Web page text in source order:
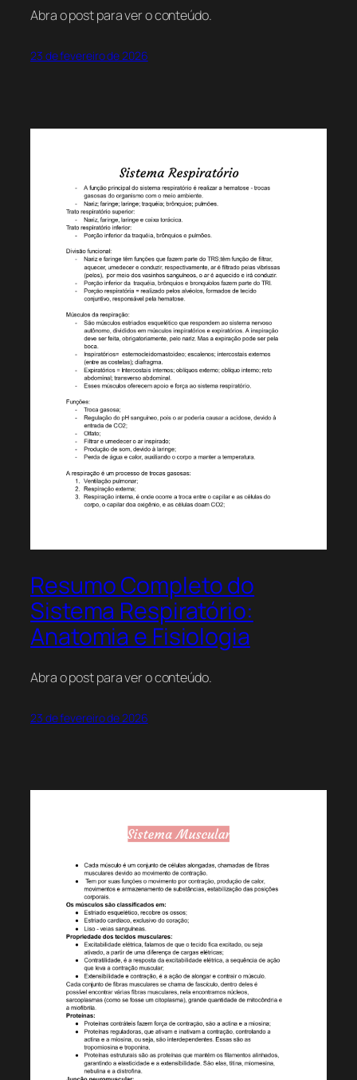
Abra o post para ver o conteúdo.
23 de fevereiro de 2026
Resumo Completo do
Sistema Respiratório:
Anatomia e Fisiologia
Abra o post para ver o conteúdo.
23 de fevereiro de 2026